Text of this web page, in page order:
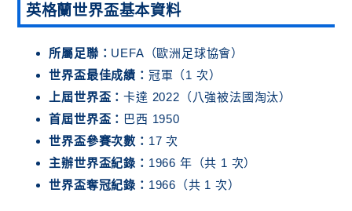
英格蘭世界盃基本資料
所屬足聯： UEFA（歐洲足球協會）
世界盃最佳成績： 冠軍（1 次）
上屆世界盃：卡達 2022（八強被法國淘汰）
首屆世界盃： 巴西 1950
世界盃參賽次數： 17 次
主辦世界盃紀錄： 1966 年（共 1 次）
世界盃奪冠紀錄： 1966（共 1 次）